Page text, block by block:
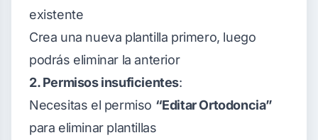
existente
Crea una nueva plantilla primero, luego
podrás eliminar la anterior
2. Permisos insuficientes:
Necesitas el permiso “Editar Ortodoncia”
para eliminar plantillas